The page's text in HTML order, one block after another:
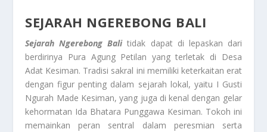
SEJARAH NGEREBONG BALI
Sejarah Ngerebong Balitidak dapat di lepaskan dari
berdirinya Pura Agung Petilan yang terletak di Desa
Adat Kesiman. Tradisi sakral ini memiliki keterkaitan erat
dengan figur penting dalam sejarah lokal, yaitu I Gusti
Ngurah Made Kesiman, yang juga di kenal dengan gelar
kehormatan Ida Bhatara Punggawa Kesiman. Tokoh ini
memainkan peran sentral dalam peresmian serta